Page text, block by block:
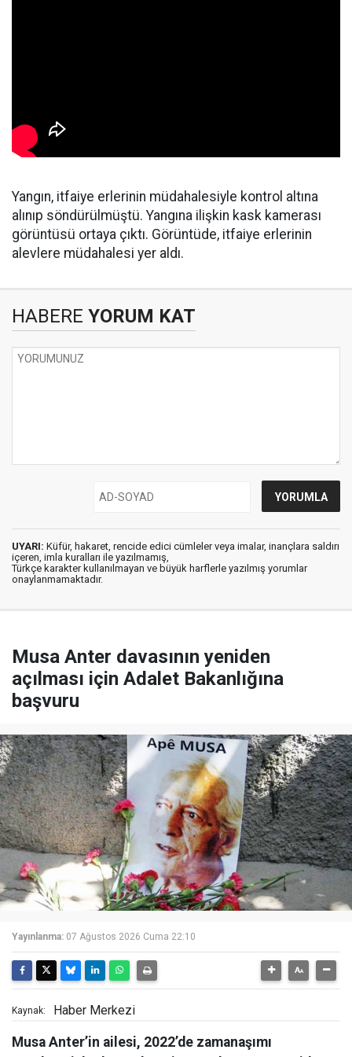
Yangın, itfaiye erlerinin müdahalesiyle kontrol altına
alınıp söndürülmüştü. Yangına ilişkin kask kamerası
görüntüsü ortaya çıktı. Görüntüde, itfaiye erlerinin
alevlere müdahalesi yer aldı.
HABERE YORUM KAT
UYARI: Küfür, hakaret, rencide edici cümleler veya imalar, inançlara saldırı
içeren, imla kuralları ile yazılmamış,
Türkçe karakter kullanılmayan ve büyük harflerle yazılmış yorumlar
onaylanmamaktadır.
Musa Anter davasının yeniden
açılması için Adalet Bakanlığına
başvuru
Yayınlanma: 07 Ağustos 2026 Cuma 22:10
Kaynak: Haber Merkezi
Musa Anter’in ailesi, 2022’de zamanaşımı